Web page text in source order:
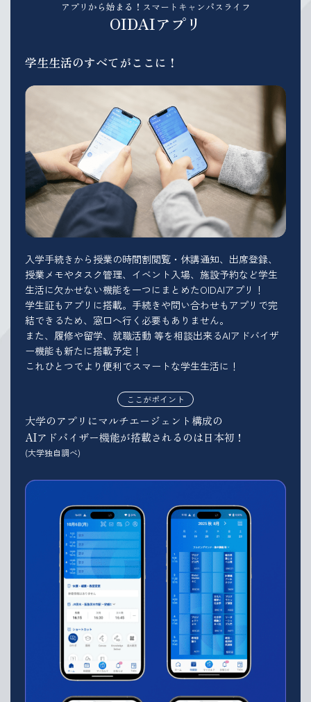
アプリから始まる！スマートキャンパスライフ
OIDAIアプリ
学生生活のすべてがここに！
入学手続きから授業の時間割閲覧・休講通知、出席登録、
授業メモやタスク管理、イベント入場、施設予約など学生
生活に欠かせない機能を一つにまとめたOIDAIアプリ！
学生証もアプリに搭載。手続きや問い合わせもアプリで完
結できるため、窓口へ行く必要もありません。
また、履修や留学、就職活動 等を相談出来るAIアドバイザ
ー機能も新たに搭載予定！
これひとつでより便利でスマートな学生生活に！
ここがポイント
大学のアプリにマルチエージェント構成の
AIアドバイザー機能が搭載されるのは日本初！
(大学独自調べ)